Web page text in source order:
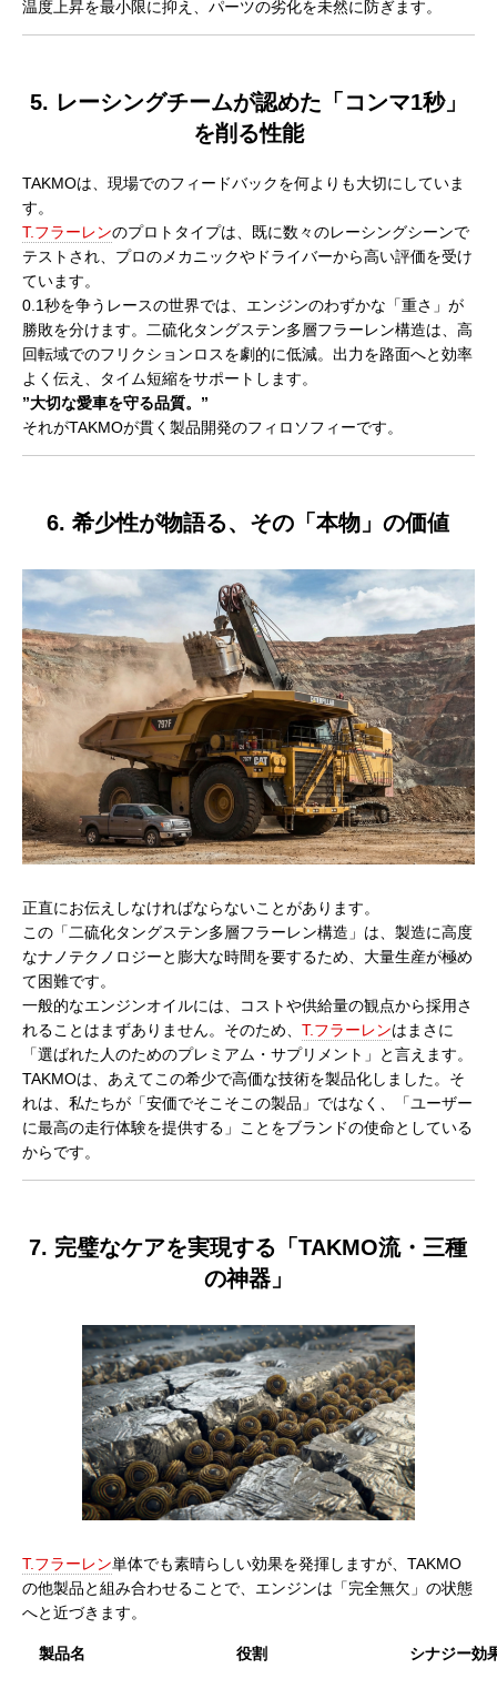
温度上昇を最小限に抑え、パーツの劣化を未然に防ぎます。
5. レーシングチームが認めた「コンマ1秒」
を削る性能
TAKMOは、現場でのフィードバックを何よりも大切にしていま
す。
T.フラーレンのプロトタイプは、既に数々のレーシングシーンで
テストされ、プロのメカニックやドライバーから高い評価を受け
ています。
0.1秒を争うレースの世界では、エンジンのわずかな「重さ」が
勝敗を分けます。二硫化タングステン多層フラーレン構造は、高
回転域でのフリクションロスを劇的に低減。出力を路面へと効率
よく伝え、タイム短縮をサポートします。
”大切な愛車を守る品質。”
それがTAKMOが貫く製品開発のフィロソフィーです。
6. 希少性が物語る、その「本物」の価値
正直にお伝えしなければならないことがあります。
この「二硫化タングステン多層フラーレン構造」は、製造に高度
なナノテクノロジーと膨大な時間を要するため、大量生産が極め
て困難です。
一般的なエンジンオイルには、コストや供給量の観点から採用さ
れることはまずありません。そのため、 T.フラーレンはまさに
「選ばれた人のためのプレミアム・サプリメント」と言えます。
TAKMOは、あえてこの希少で高価な技術を製品化しました。そ
れは、私たちが「安価でそこそこの製品」ではなく、「ユーザー
に最高の走行体験を提供する」ことをブランドの使命としている
からです。
7. 完璧なケアを実現する「TAKMO流・三種
の神器」
T.フラーレン単体でも素晴らしい効果を発揮しますが、TAKMO
の他製品と組み合わせることで、エンジンは「完全無欠」の状態
へと近づきます。
製品名 役割 シナジー効